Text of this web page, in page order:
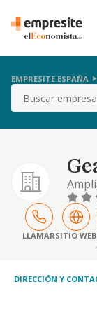
EMPRESITE ESPAÑA
Buscar
LLAMARSITIO WEB
DIRECCIÓN Y